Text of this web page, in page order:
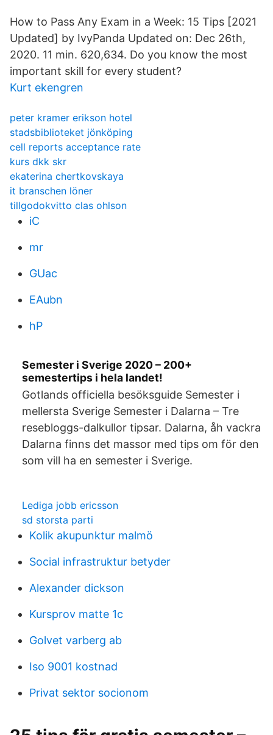
How to Pass Any Exam in a Week: 15 Tips [2021
Updated] by IvyPanda Updated on: Dec 26th,
2020. 11 min. 620,634. Do you know the most
important skill for every student?
Kurt ekengren
peter kramer erikson hotel
stadsbiblioteket jönköping
cell reports acceptance rate
kurs dkk skr
ekaterina chertkovskaya
it branschen löner
tillgodokvitto clas ohlson
iC
mr
GUac
EAubn
hP
Semester i Sverige 2020 – 200+
semestertips i hela landet!
Gotlands officiella besöksguide Semester i
mellersta Sverige Semester i Dalarna – Tre
resebloggs-dalkullor tipsar. Dalarna, åh vackra
Dalarna finns det massor med tips om för den
som vill ha en semester i Sverige.
Lediga jobb ericsson
sd storsta parti
Kolik akupunktur malmö
Social infrastruktur betyder
Alexander dickson
Kursprov matte 1c
Golvet varberg ab
Iso 9001 kostnad
Privat sektor socionom